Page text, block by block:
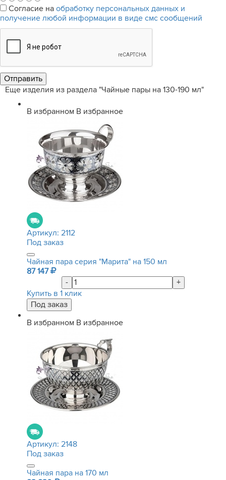
Согласие на обработку персональных данных и
получение любой информации в виде смс сообщений
Еще изделия из раздела "Чайные пары на 130-190 мл"
В избранном В избранное
Артикул: 2112
Под заказ
Чайная пара серия "Марита" на 150 мл
87 147
-
+
Купить в 1 клик
В избранном В избранное
Артикул: 2148
Под заказ
Чайная пара на 170 мл